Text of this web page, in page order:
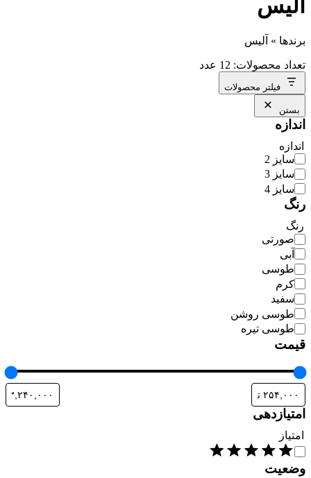
آلیس
برندها » آلیس
تعداد محصولات: 12 عدد
فیلتر محصولات
بستن
اندازه
اندازه
سایز 2
سایز 3
سایز 4
رنگ
رنگ
صورتی
آبی
طوسی
کرم
سفید
طوسی روشن
طوسی تیره
قیمت
امتیازدهی
امتیاز
وضعیت